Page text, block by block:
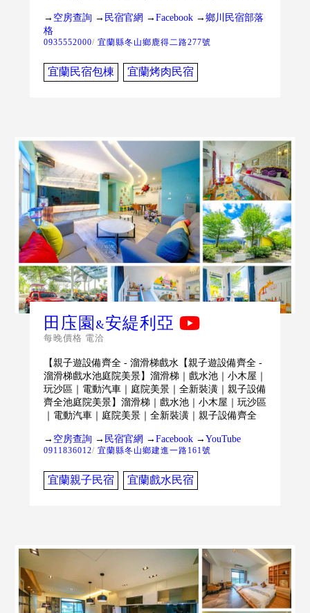
→ 空房查詢→ 民宿官網 →Facebook→鄉川民宿部落
格
0935552000/ 宜蘭縣冬山鄉鹿得二路277號
宜蘭民宿包棟 宜蘭烤肉民宿
田庒園&安緹利亞
每晚價格 電洽
【親子遊設備齊全 - 溜滑梯戲水【親子遊設備齊全 -
溜滑梯戲水池庭院美景】溜滑梯｜戲水池｜小木屋｜
玩沙區｜電動汽車｜庭院美景｜全新裝潢｜親子設備
齊全池庭院美景】溜滑梯｜戲水池｜小木屋｜玩沙區
｜電動汽車｜庭院美景｜全新裝潢｜親子設備齊全
→ 空房查詢→ 民宿官網 →Facebook→YouTube
0911836012/ 宜蘭縣冬山鄉建進一路161號
宜蘭親子民宿 宜蘭戲水民宿